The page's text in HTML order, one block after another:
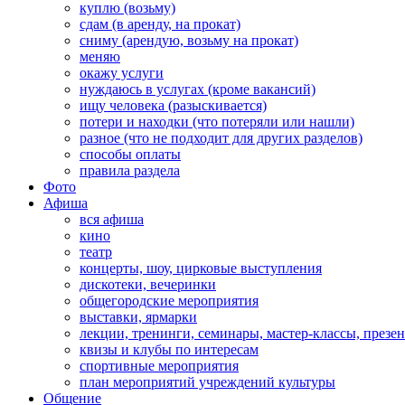
куплю (возьму)
сдам (в аренду, на прокат)
сниму (арендую, возьму на прокат)
меняю
окажу услуги
нуждаюсь в услугах (кроме вакансий)
ищу человека (разыскивается)
потери и находки (что потеряли или нашли)
разное (что не подходит для других разделов)
способы оплаты
правила раздела
Фото
Афиша
вся афиша
кино
театр
концерты, шоу, цирковые выступления
дискотеки, вечеринки
общегородские мероприятия
выставки, ярмарки
лекции, тренинги, семинары, мастер-классы,
квизы и клубы по интересам
спортивные мероприятия
план мероприятий учреждений культуры
Общение